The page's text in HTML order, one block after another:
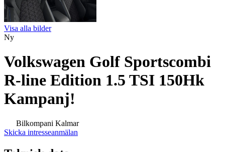
Visa alla bilder
Ny
Volkswagen Golf Sportscombi
R-line Edition 1.5 TSI 150Hk
Kampanj!
Bilkompani Kalmar
Skicka intresseanmälan